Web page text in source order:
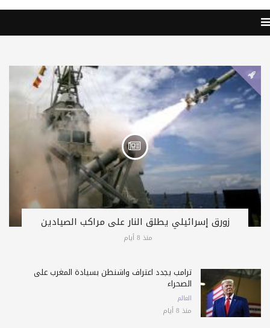
زورق إسرائيلي يطلق النار على مراكب الصيادين
منذ 8 أيام
ترامب يجدد اعتراف واشنطن بسيادة المغرب على
الصحراء
العالم
منذ 8 أيام